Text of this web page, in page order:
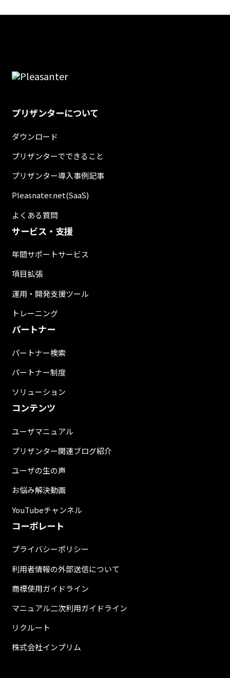
プリザンターについて
ダウンロード
プリザンターでできること
プリザンター導入事例記事
Pleasnater.net(SaaS)
よくある質問
サービス・支援
年間サポートサービス
項目拡張
運用・開発支援ツール
トレーニング
パートナー
パートナー検索
パートナー制度
ソリューション
コンテンツ
ユーザマニュアル
プリザンター関連ブログ紹介
ユーザの生の声
お悩み解決動画
YouTubeチャンネル
コーポレート
プライバシーポリシー
利用者情報の外部送信について
商標使用ガイドライン
マニュアル二次利用ガイドライン
リクルート
株式会社インプリム